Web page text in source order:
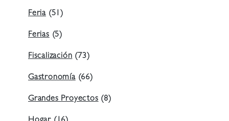
Feria (51)
Ferias(5)
Fiscalización(73)
Gastronomía(66)
Grandes Proyectos(8)